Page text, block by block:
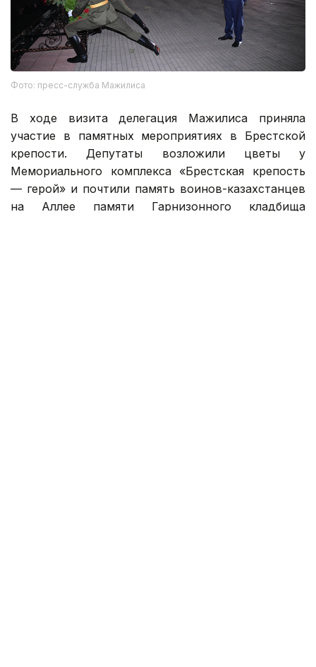
Фото: пресс-служба Мажилиса
В ходе визита делегация Мажилиса приняла
участие в памятных мероприятиях в Брестской
крепости. Депутаты возложили цветы у
Мемориального комплекса «Брестская крепость
— герой» и почтили память воинов-казахстанцев
на Аллее памяти Гарнизонного кладбища